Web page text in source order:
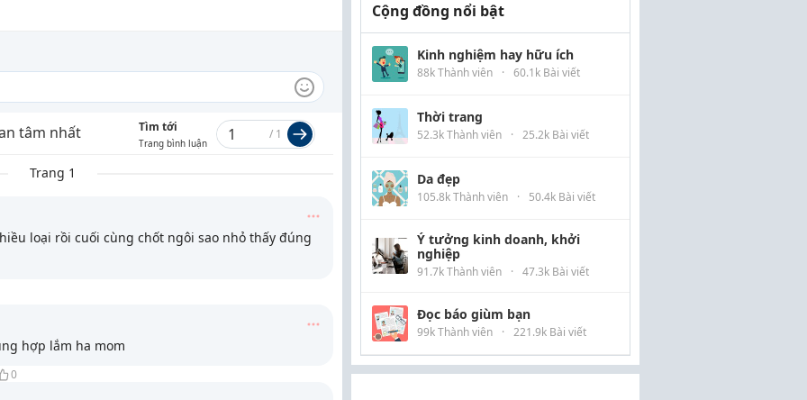
tâm nhất Tìm tới
Trang bình luận
/ 1
Trang 1
loại rồi cuối cùng chốt ngôi sao nhỏ thấy đúng
hợp lắm ha mom
0
Cộng đồng nổi bật
Kinh nghiệm hay hữu ích
88k Thành viên · 60.1k Bài viết
Thời trang
52.3k Thành viên · 25.2k Bài viết
Da đẹp
105.8k Thành viên · 50.4k Bài viết
Ý tưởng kinh doanh, khởi
nghiệp
91.7k Thành viên · 47.3k Bài viết
Đọc báo giùm bạn
99k Thành viên · 221.9k Bài viết